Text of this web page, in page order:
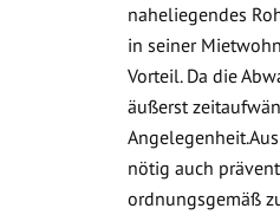
naheliegendes
in seiner
Vorteil. Da die
äußerst
nötig auch
ordnungsgemäß